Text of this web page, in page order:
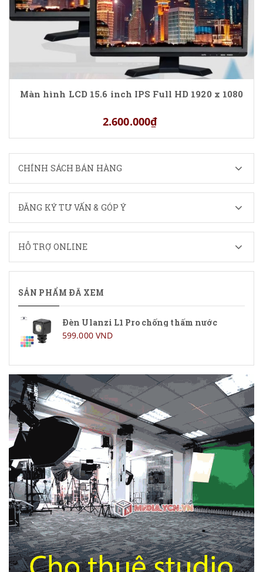
Màn hình LCD 15.6 inch IPS Full HD 1920 x 1080
2.600.000₫
CHÍNH SÁCH BÁN HÀNG
ĐĂNG KÝ TƯ VẤN & GÓP Ý
HỖ TRỢ ONLINE
SẢN PHẨM ĐÃ XEM
Đèn Ulanzi L1 Pro chống thấm nước
599.000 VND